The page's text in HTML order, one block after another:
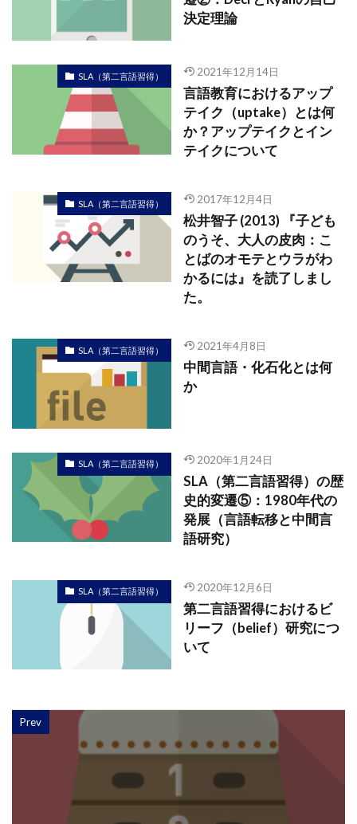
決定理論
SLA（第二言語習得） 2021年12月14日
言語教育におけるアップ
テイク（uptake）とは何
か？アップテイクとイン
テイクについて
SLA（第二言語習得） 2017年12月4日
松井智子 (2013) 『子ども
のうそ、大人の皮肉：こ
とばのオモテとウラがわ
かるには』を読了しまし
た。
SLA（第二言語習得） 2021年4月8日
中間言語・化石化とは何
か
SLA（第二言語習得） 2020年1月24日
SLA（第二言語習得）の歴
史的変遷⑤：1980年代の
発展（言語転移と中間言
語研究）
SLA（第二言語習得） 2020年12月6日
第二言語習得におけるビ
リーフ（belief）研究につ
いて
Prev